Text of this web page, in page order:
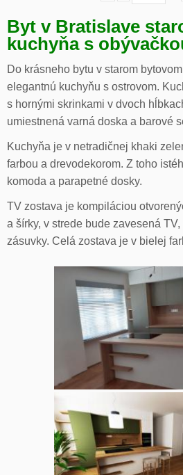
Byt v Bratislave
kuchyňa s
Do krásneho bytu v starom
elegantnú kuchyňu s ostrovom.
s hornými skrinkami v dvoch
umiestnená varná doska a barové
Kuchyňa je v netradičnej khaki
farbou a drevodekorom. Z toho
komoda a parapetné dosky.
TV zostava je kompiláciou
a šírky, v strede bude zavesená
zásuvky. Celá zostava je v bielej